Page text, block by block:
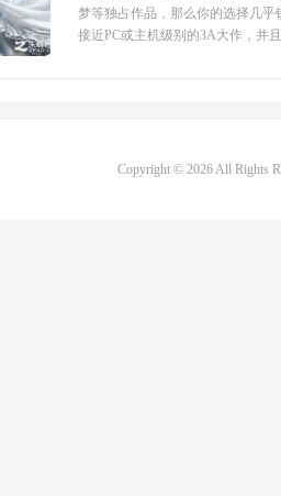
梦等独占作品，那么你的选择几
接近PC或主机级别的3A大作，并
Copyright © 2026 All Rights